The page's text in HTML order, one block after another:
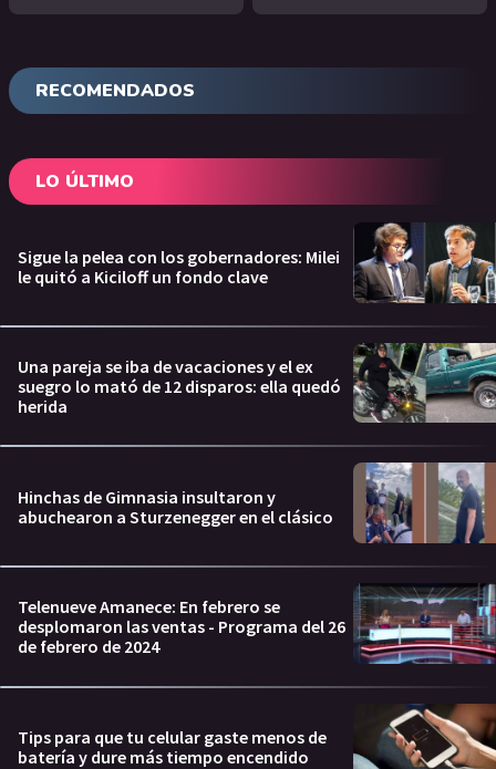
RECOMENDADOS
LO ÚLTIMO
Sigue la pelea con los gobernadores: Milei
le quitó a Kiciloff un fondo clave
Una pareja se iba de vacaciones y el ex
suegro lo mató de 12 disparos: ella quedó
herida
Hinchas de Gimnasia insultaron y
abuchearon a Sturzenegger en el clásico
Telenueve Amanece: En febrero se
desplomaron las ventas - Programa del 26
de febrero de 2024
Tips para que tu celular gaste menos de
batería y dure más tiempo encendido